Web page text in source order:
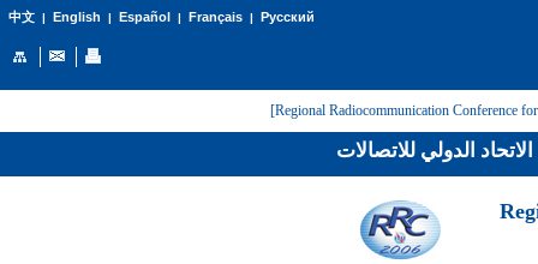
中文| English | Español | Français| Русский
الدولي للاتصالات